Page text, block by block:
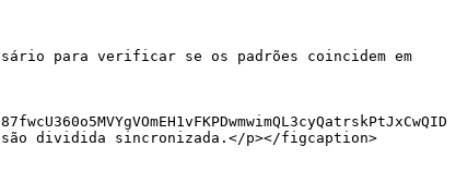
para verificar se os padrões coincidem em
dividida sincronizada.</p></figcaption>